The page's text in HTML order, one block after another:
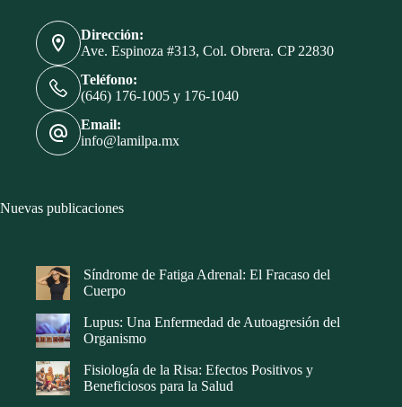
Dirección:
Ave. Espinoza #313, Col. Obrera. CP 22830
Teléfono:
(646) 176-1005 y 176-1040
Email:
info@lamilpa.mx
Nuevas publicaciones
Síndrome de Fatiga Adrenal: El Fracaso del
Cuerpo
Lupus: Una Enfermedad de Autoagresión del
Organismo
Fisiología de la Risa: Efectos Positivos y
Beneficiosos para la Salud